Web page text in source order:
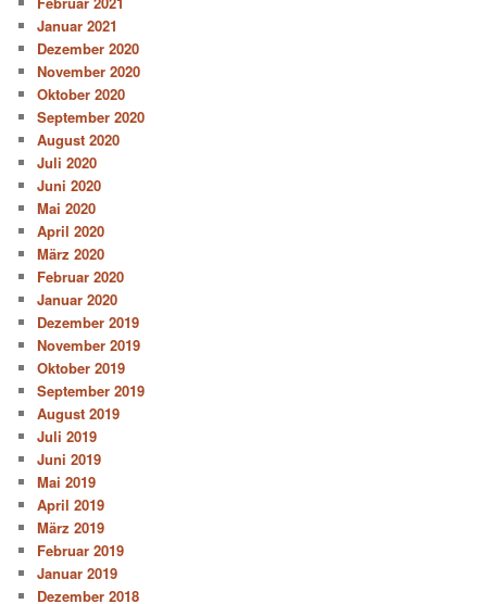
Januar 2021
Dezember 2020
November 2020
Oktober 2020
September 2020
August 2020
Juli 2020
Juni 2020
Mai 2020
April 2020
März 2020
Februar 2020
Januar 2020
Dezember 2019
November 2019
Oktober 2019
September 2019
August 2019
Juli 2019
Juni 2019
Mai 2019
April 2019
März 2019
Februar 2019
Januar 2019
Dezember 2018